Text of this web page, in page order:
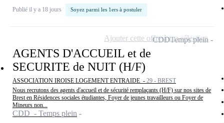
Publié il y a 18 jours Soyez parmi les 1ers à postuler
AGENTS D'ACCUEIL et de
SECURITE de NUIT (H/F)
ASSOCIATION IROISE LOGEMENT ENTRAIDE - 29 - BREST
Nous recrutons des agents d'accueil et de sécurité remplaçants (H/F) sur nos sites de
Brest en Résidences sociales étudiantes, Foyer de jeunes travailleurs ou Foyer de
Mineurs non...
CDD - Temps plein
CDDTemps plein
Ajouter cette offre à ma sélection